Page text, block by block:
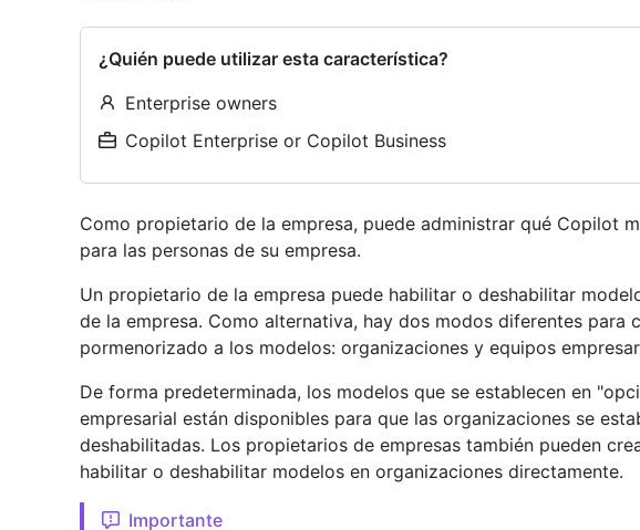
¿Quién puede utilizar esta característica?
Enterprise owners
Copilot Enterprise or Copilot Business
Como propietario de la empresa, puede administrar qué Copilot
para las personas de su empresa.
Un propietario de la empresa puede habilitar o deshabilitar
de la empresa. Como alternativa, hay dos modos diferentes para
pormenorizado a los modelos: organizaciones y equipos
De forma predeterminada, los modelos que se establecen en
empresarial están disponibles para que las organizaciones se
deshabilitadas. Los propietarios de empresas también pueden
habilitar o deshabilitar modelos en organizaciones directamente.
Importante